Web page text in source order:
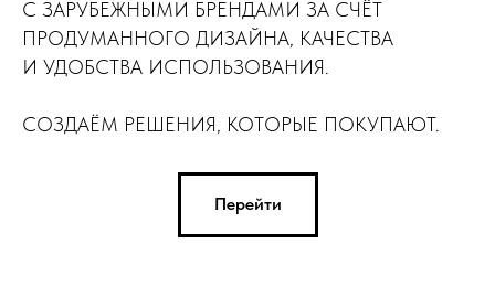
С ЗАРУБЕЖНЫМИ БРЕНДАМИ ЗА СЧЁТ
ПРОДУМАННОГО ДИЗАЙНА, КАЧЕСТВА
И УДОБСТВА ИСПОЛЬЗОВАНИЯ.
СОЗДАЁМ РЕШЕНИЯ, КОТОРЫЕ ПОКУПАЮТ.
Перейти